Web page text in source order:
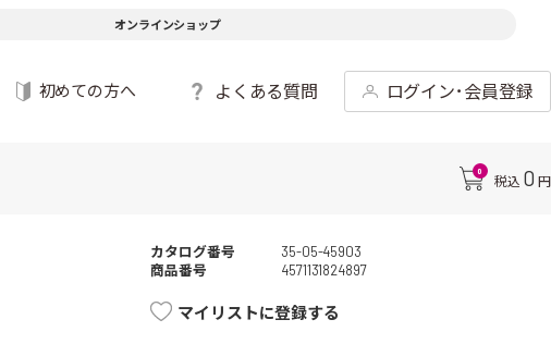
オンラインショップ
初めての方へ よくある質問 ログイン･会員登録
0
税込 0 円
カタログ番号
35-05-45903
商品番号
4571131824897
マイリストに登録する